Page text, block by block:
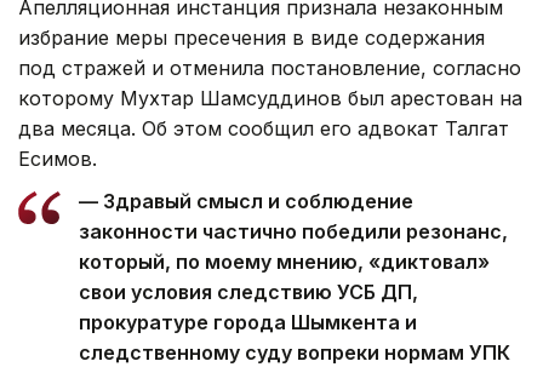
Апелляционная инстанция признала незаконным
избрание меры пресечения в виде содержания
под стражей и отменила постановление, согласно
которому Мухтар Шамсуддинов был арестован на
два месяца. Об этом сообщил его адвокат Талгат
Есимов.
— Здравый смысл и соблюдение
законности частично победили резонанс,
который, по моему мнению, «диктовал»
свои условия следствию УСБ ДП,
прокуратуре города Шымкента и
следственному суду вопреки нормам УПК